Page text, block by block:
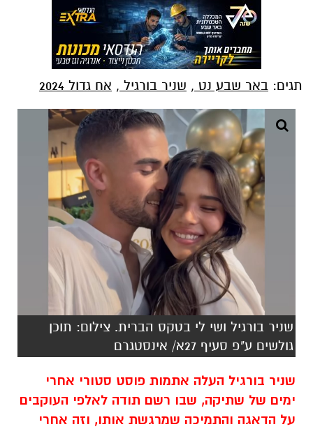
תגים: באר שבע נט , שניר בורגיל , אח גדול 2024
שניר בורגיל ושי לי בטקס הברית. צילום: תוכן
גולשים ע"פ סעיף 27א/ אינסטגרם
שניר בורגיל העלה אתמות פוסט סטורי אחרי
ימים של שתיקה, שבו רשם תודה לאלפי העוקבים
על הדאגה והתמיכה שמרגשת אותו, וזה אחרי